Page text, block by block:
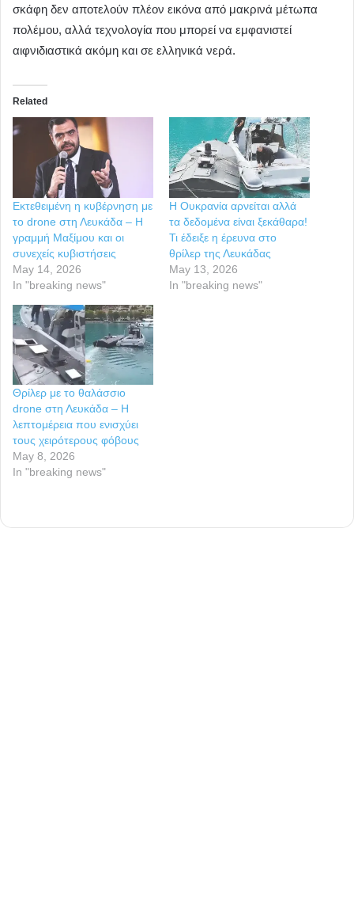
σκάφη δεν αποτελούν πλέον εικόνα από μακρινά μέτωπα
πολέμου, αλλά τεχνολογία που μπορεί να εμφανιστεί
αιφνιδιαστικά ακόμη και σε ελληνικά νερά.
Related
Εκτεθειμένη η κυβέρνηση με
το drone στη Λευκάδα – Η
γραμμή Μαξίμου και οι
συνεχείς κυβιστήσεις
May 14, 2026
In "breaking news"
Η Ουκρανία αρνείται αλλά
τα δεδομένα είναι ξεκάθαρα!
Τι έδειξε η έρευνα στο
θρίλερ της Λευκάδας
May 13, 2026
In "breaking news"
Θρίλερ με το θαλάσσιο
drone στη Λευκάδα – Η
λεπτομέρεια που ενισχύει
τους χειρότερους φόβους
May 8, 2026
In "breaking news"